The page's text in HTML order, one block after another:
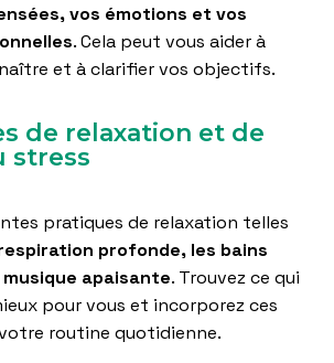
vos émotions et vos
. Cela peut vous aider à
et à clarifier vos objectifs.
de relaxation et de
stress
pratiques de relaxation telles
profonde, les bains
apaisante. Trouvez ce qui
pour vous et incorporez ces
routine quotidienne.